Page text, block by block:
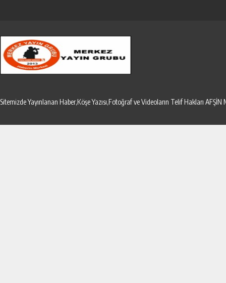
Sitemizde Yayınlanan Haber,Köşe Yazısı,Fotoğraf ve Videoların Telif Hakları